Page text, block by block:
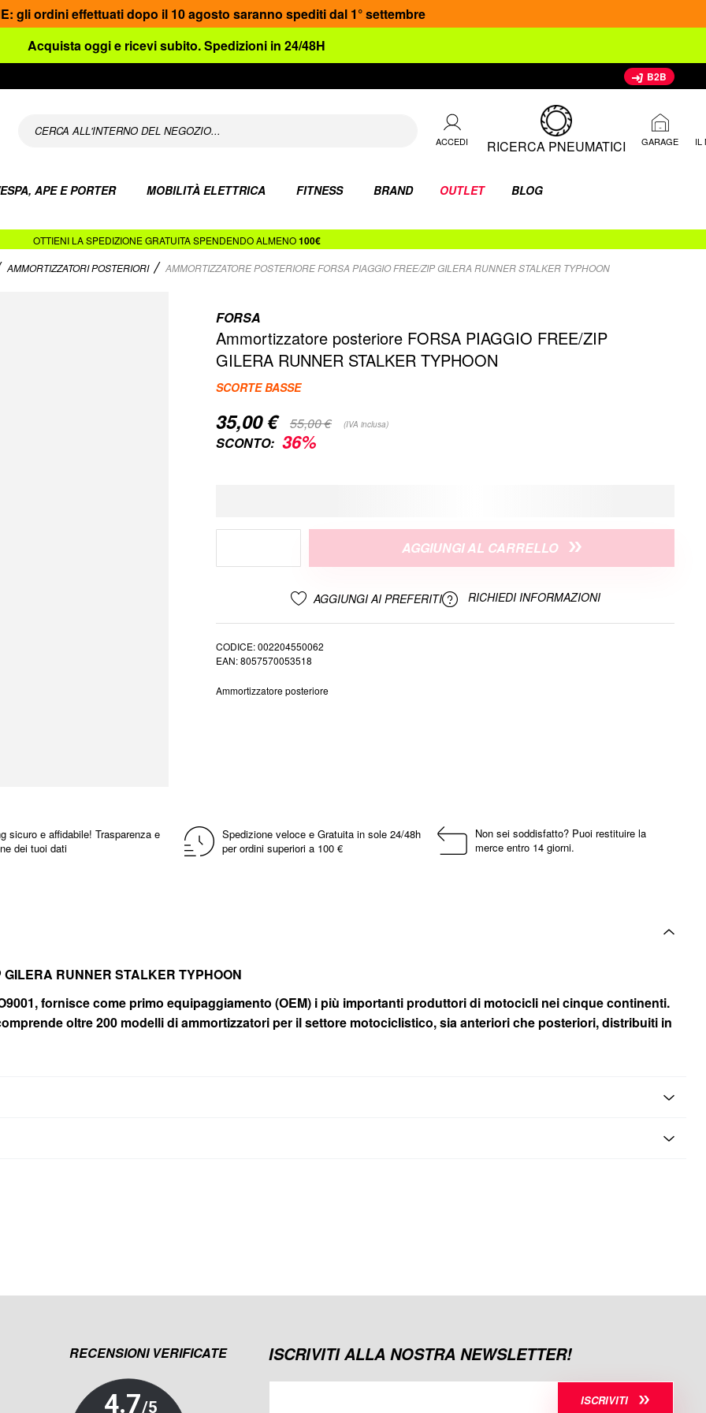
gli ordini effettuati dopo il 10 agosto saranno spediti dal 1° settembre
Acquista oggi e ricevi subito. Spedizioni in 24/48H
B2B
ACCEDI RICERCA PNEUMATICI GARAGE IL
APE E PORTER MOBILITÀ ELETTRICA FITNESS BRAND OUTLET BLOG
OTTIENI LA SPEDIZIONE GRATUITA SPENDENDO ALMENO100€
AMMORTIZZATORI POSTERIORI AMMORTIZZATORE POSTERIORE FORSA PIAGGIO FREE/ZIP GILERA RUNNER STALKER TYPHOON
FORSA
Ammortizzatore posteriore FORSA PIAGGIO FREE/ZIP
GILERA RUNNER STALKER TYPHOON
SCORTE BASSE
Special
Price
35,00 € 55,00 € (IVA inclusa)
SCONTO: 36%
AGGIUNGI AL CARRELLO
AGGIUNGI AI PREFERITI RICHIEDI INFORMAZIONI
CODICE 002204550062
EAN 8057570053518
Ammortizzatore posteriore
sicuro e affidabile! Trasparenza e
dei tuoi dati
Spedizione veloce e Gratuita in sole 24/48h
per ordini superiori a 100 €
Non sei soddisfatto? Puoi restituire la
merce entro 14 giorni.
RUNNER STALKER TYPHOON
fornisce come primo equipaggiamento (OEM) i più importanti produttori di motocicli nei cinque continenti.
oltre 200 modelli di ammortizzatori per il settore motociclistico, sia anteriori che posteriori, distribuiti in
RECENSIONI VERIFICATE ISCRIVITI ALLA NOSTRA NEWSLETTER!
ISCRIVITI